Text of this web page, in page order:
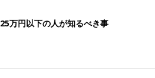
万円以下の人が知るべき事